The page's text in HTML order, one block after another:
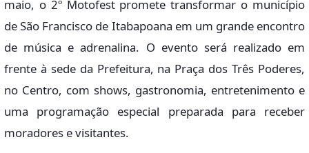
maio, o 2º Motofest promete transformar o município
de São Francisco de Itabapoana em um grande encontro
de música e adrenalina. O evento será realizado em
frente à sede da Prefeitura, na Praça dos Três Poderes,
no Centro, com shows, gastronomia, entretenimento e
uma programação especial preparada para receber
moradores e visitantes.